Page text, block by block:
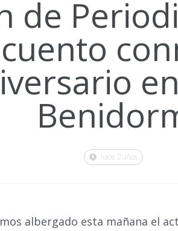
de
hace 2 años
albergado esta mañana el